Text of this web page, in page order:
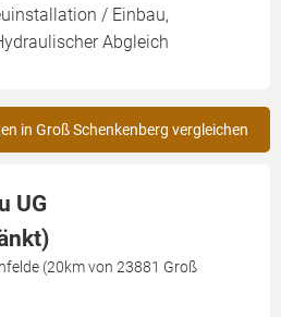
/ Einbau,
Abgleich
in Groß Schenkenberg vergleichen
UG
(20km von 23881 Groß